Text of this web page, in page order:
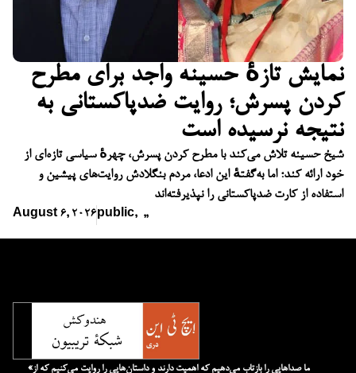
نمایش تازهٔ حسینه واجد برای مطرح
کردن پسرش؛ روایت ضدپاکستانی به
نتیجه نرسیده است
شیخ حسینه تلاش می‌کند با مطرح کردن پسرش، چهرهٔ سیاسی تازه‌ای از
خود ارائه کند؛ اما به‌گفتهٔ این ادعا، مردم بنگلادش روایت‌های پیشین و
استفاده از کارت ضدپاکستانی را نپذیرفته‌اند
August 6, 2026 public, ,,
«ما صداهایی را بازتاب می‌دهیم که اهمیت دارند و داستان‌هایی را روایت می‌کنیم که از